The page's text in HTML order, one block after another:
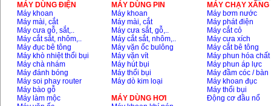
MÁY DÙNG ĐIỆN
Máy khoan
Máy mài, cắt
Máy cưa gỗ, sắt,..
Máy cắt sắt, nhôm,..
Máy đục bê tông
Máy khò nhiệt thổi bụi
Máy chà nhám
Máy đánh bóng
Máy soi phay router
Máy bào gỗ
Máy làm mộc
MÁY DÙNG PIN
Máy khoan
Máy mài, cắt
Máy cưa sắt, gỗ,..
Máy cắt sắt, nhôm,..
Máy vặn ốc bulông
Máy vặn vít
Máy hút bụi
Máy thổi bụi
Máy dò kim loại
MÁY DÙNG HƠI
MÁY CHẠY
Máy bơm nước
Máy phát điện
Máy cắt cỏ
Máy cưa xích
Máy cắt bê tông
Máy phun hóa chất
Máy phun áp lực
Máy đầm cóc / bàn
Máy khoan đục
Máy thổi bụi
Động cơ đầu nổ